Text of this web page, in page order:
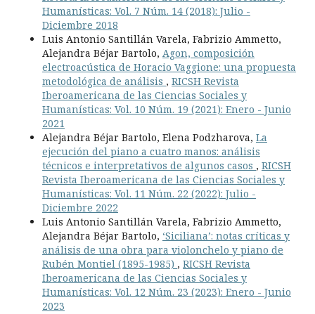
Humanísticas: Vol. 7 Núm. 14 (2018): Julio -
Diciembre 2018
Luis Antonio Santillán Varela, Fabrizio Ammetto,
Alejandra Béjar Bartolo, Agon, composición
electroacústica de Horacio Vaggione: una propuesta
metodológica de análisis , RICSH Revista
Iberoamericana de las Ciencias Sociales y
Humanísticas: Vol. 10 Núm. 19 (2021): Enero - Junio
2021
Alejandra Béjar Bartolo, Elena Podzharova, La
ejecución del piano a cuatro manos: análisis
técnicos e interpretativos de algunos casos , RICSH
Revista Iberoamericana de las Ciencias Sociales y
Humanísticas: Vol. 11 Núm. 22 (2022): Julio -
Diciembre 2022
Luis Antonio Santillán Varela, Fabrizio Ammetto,
Alejandra Béjar Bartolo, ‘Siciliana’: notas críticas y
análisis de una obra para violonchelo y piano de
Rubén Montiel (1895-1985) , RICSH Revista
Iberoamericana de las Ciencias Sociales y
Humanísticas: Vol. 12 Núm. 23 (2023): Enero - Junio
2023